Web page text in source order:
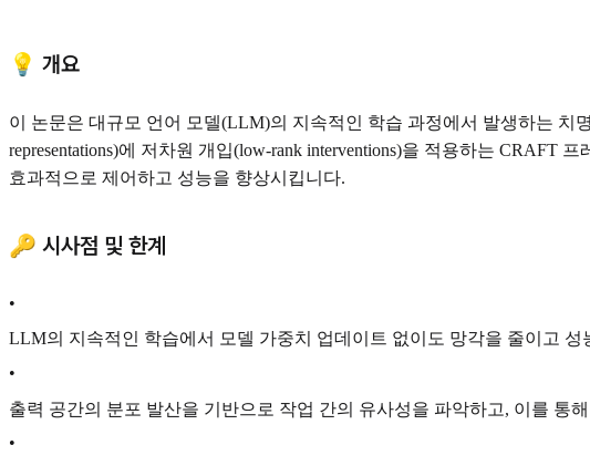
💡 개요
이 논문은 대규모 언어 모델(LLM)의 지속적인 학습 과정에서 발생하는 치
representations)에 저차원 개입(low-rank interventions)을 적용하는
효과적으로 제어하고 성능을 향상시킵니다.
🔑 시사점 및 한계
•
LLM의 지속적인 학습에서 모델 가중치 업데이트 없이도 망각을 줄이고
•
출력 공간의 분포 발산을 기반으로 작업 간의 유사성을 파악하고, 이를 통
•